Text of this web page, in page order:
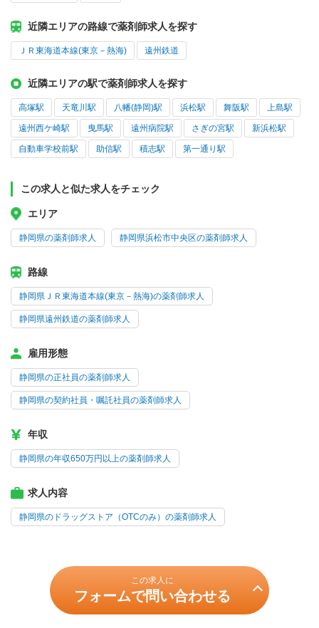
近隣エリアの路線で薬剤師求人を探す
ＪＲ東海道本線(東京－熱海) 遠州鉄道
近隣エリアの駅で薬剤師求人を探す
高塚駅 天竜川駅 八幡(静岡)駅 浜松駅 舞阪駅 上島駅
遠州西ケ崎駅 曳馬駅 遠州病院駅 さぎの宮駅 新浜松駅
自動車学校前駅 助信駅 積志駅 第一通り駅
この求人と似た求人をチェック
エリア
静岡県の薬剤師求人 静岡県浜松市中央区の薬剤師求人
路線
静岡県ＪＲ東海道本線(東京－熱海)の薬剤師求人
静岡県遠州鉄道の薬剤師求人
雇用形態
静岡県の正社員の薬剤師求人
静岡県の契約社員・嘱託社員の薬剤師求人
年収
静岡県の年収650万円以上の薬剤師求人
求人内容
静岡県のドラッグストア（OTCのみ）の薬剤師求人
この求人に
フォームで問い合わせる